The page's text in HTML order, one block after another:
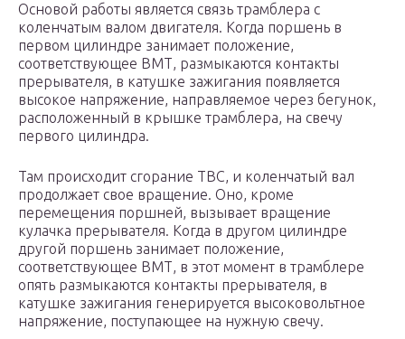
Основой работы является связь трамблера с
коленчатым валом двигателя. Когда поршень в
первом цилиндре занимает положение,
соответствующее ВМТ, размыкаются контакты
прерывателя, в катушке зажигания появляется
высокое напряжение, направляемое через бегунок,
расположенный в крышке трамблера, на свечу
первого цилиндра.
Там происходит сгорание ТВС, и коленчатый вал
продолжает свое вращение. Оно, кроме
перемещения поршней, вызывает вращение
кулачка прерывателя. Когда в другом цилиндре
другой поршень занимает положение,
соответствующее ВМТ, в этот момент в трамблере
опять размыкаются контакты прерывателя, в
катушке зажигания генерируется высоковольтное
напряжение, поступающее на нужную свечу.